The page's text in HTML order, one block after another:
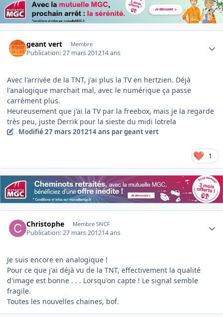
geant vert Membre
Publication:27 mars 201214 ans
Avec l'arrivée de la TNT, j'ai plus la TV en hertzien. Déjà
l'analogique marchait mal, avec le numérique ça passe
carrément plus.
Heureusement que j'ai la TV par la freebox, mais je la regarde
très peu, juste Derrik pour la sieste du midi lotrela
Modifié27 mars 201214 ans par geant vert
1
Christophe Membre SNCF
Publication:27 mars 201214 ans
Je suis encore en analogique !
Pour ce que j'ai déjà vu de la TNT, effectivement la qualité
d'image est bonne . . . Lorsqu'on capte ! Le signal semble
fragile.
Toutes les nouvelles chaines, bof.